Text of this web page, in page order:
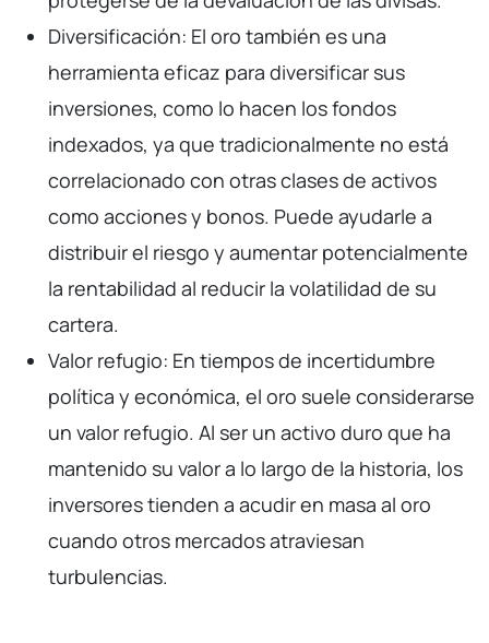
Diversificación: El oro también es una
herramienta eficaz para diversificar sus
inversiones, como lo hacen los fondos
indexados, ya que tradicionalmente no está
correlacionado con otras clases de activos
como acciones y bonos. Puede ayudarle a
distribuir el riesgo y aumentar potencialmente
la rentabilidad al reducir la volatilidad de su
cartera.
Valor refugio: En tiempos de incertidumbre
política y económica, el oro suele considerarse
un valor refugio. Al ser un activo duro que ha
mantenido su valor a lo largo de la historia, los
inversores tienden a acudir en masa al oro
cuando otros mercados atraviesan
turbulencias.